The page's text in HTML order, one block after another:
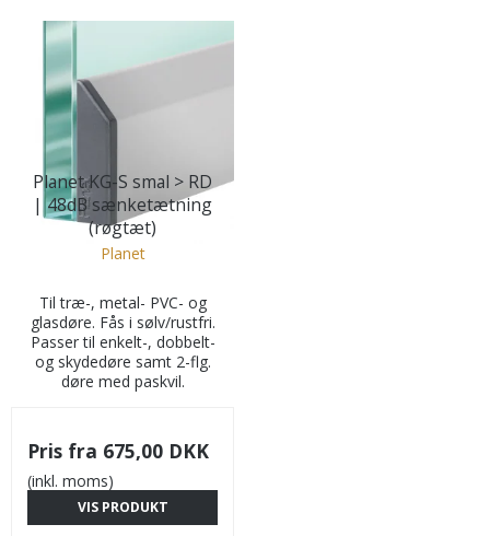
Planet KG-S smal > RD
| 48dB sænketætning
(røgtæt)
Planet
Til træ-, metal- PVC- og
glasdøre. Fås i sølv/rustfri.
Passer til enkelt-, dobbelt-
og skydedøre samt 2-flg.
døre med paskvil.
Pris fra 675,00 DKK
(inkl. moms)
VIS PRODUKT